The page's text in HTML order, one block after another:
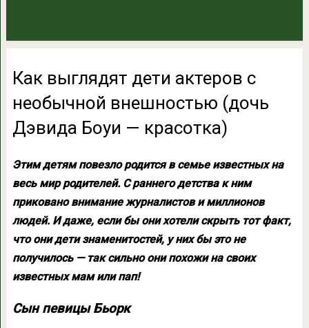
Как выглядят дети актеров с
необычной внешностью (дочь
Дэвида Боуи — красотка)
Этим детям повезло родится в семье известных на
весь мир родителей. С раннего детства к ним
приковано внимание журналистов и миллионов
людей. И даже, если бы они хотели скрыть тот факт,
что они дети знаменитостей, у них бы это не
получилось — так сильно они похожи на своих
известных мам или пап!
Сын певицы Бьорк